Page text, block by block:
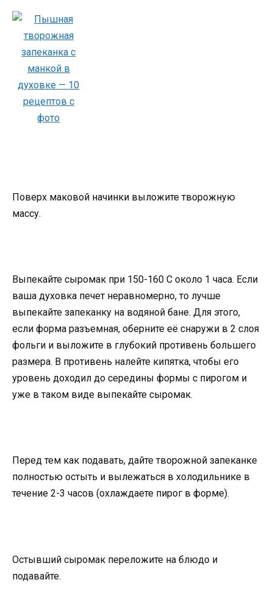
Поверх маковой начинки выложите творожную
массу.
Выпекайте сыромак при 150-160 С около 1 часа. Если
ваша духовка печет неравномерно, то лучше
выпекайте запеканку на водяной бане. Для этого,
если форма разъемная, оберните её снаружи в 2 слоя
фольги и выложите в глубокий противень большего
размера. В противень налейте кипятка, чтобы его
уровень доходил до середины формы с пирогом и
уже в таком виде выпекайте сыромак.
Перед тем как подавать, дайте творожной запеканке
полностью остыть и вылежаться в холодильнике в
течение 2-3 часов (охлаждаете пирог в форме).
Остывший сыромак переложите на блюдо и
подавайте.